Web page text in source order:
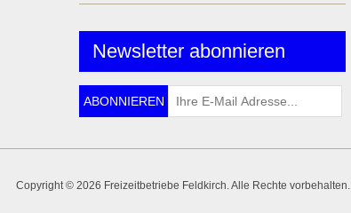
Newsletter abonnieren
Copyright © 2026 Freizeitbetriebe Feldkirch. Alle Rechte vorbehalten.